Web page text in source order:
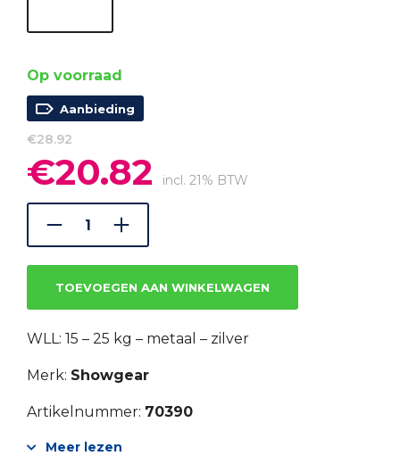
Op voorraad
Aanbieding
€28.92
Oorspronkelijke
prijs
was:
€28.92.
€20.82 prijs
incl. 21% BTW
TOEVOEGEN AAN WINKELWAGEN
WLL: 15 – 25 kg – metaal – zilver
Merk: Showgear
Artikelnummer: 70390
Meer lezen